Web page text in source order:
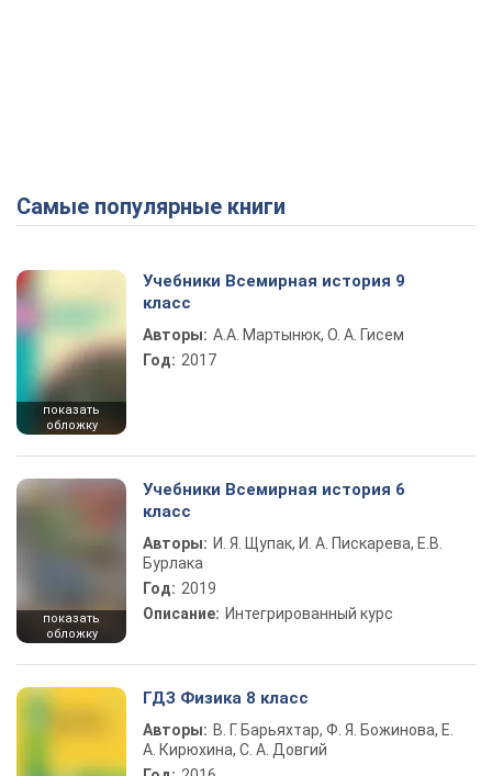
Самые популярные книги
показать
обложку
Учебники Всемирная история 9
класс
Авторы: А.А. Мартынюк, О. А. Гисем
Год: 2017
показать
обложку
Учебники Всемирная история 6
класс
Авторы: И. Я. Щупак, И. А. Пискарева, Е.В.
Бурлака
Год: 2019
Описание: Интегрированный курс
ГДЗ Физика 8 класс
Авторы: В. Г. Барьяхтар, Ф. Я. Божинова, Е.
А. Кирюхина, С. А. Довгий